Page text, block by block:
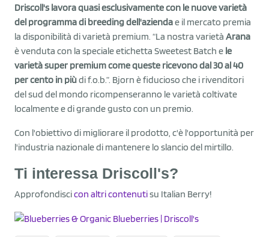
Driscoll's lavora quasi esclusivamente con le nuove varietà
del programma di breeding dell'aziendae il mercato premia
la disponibilità di varietà premium. “La nostra varietà Arana
è venduta con la speciale etichetta Sweetest Batch e le
varietà super premium come queste ricevono dal 30 al 40
per cento in piùdi f.o.b.”. Bjorn è fiducioso che i rivenditori
del sud del mondo ricompenseranno le varietà coltivate
localmente e di grande gusto con un premio.
Con l'obiettivo di migliorare il prodotto, c'è l'opportunità per
l'industria nazionale di mantenere lo slancio del mirtillo.
Ti interessa Driscoll's?
Approfondiscicon altri contenutisu Italian Berry!